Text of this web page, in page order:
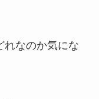
れなのか気にな